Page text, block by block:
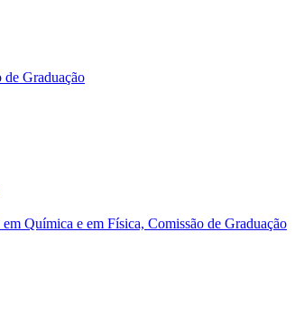
de Graduação
Química e em Física, Comissão de Graduação